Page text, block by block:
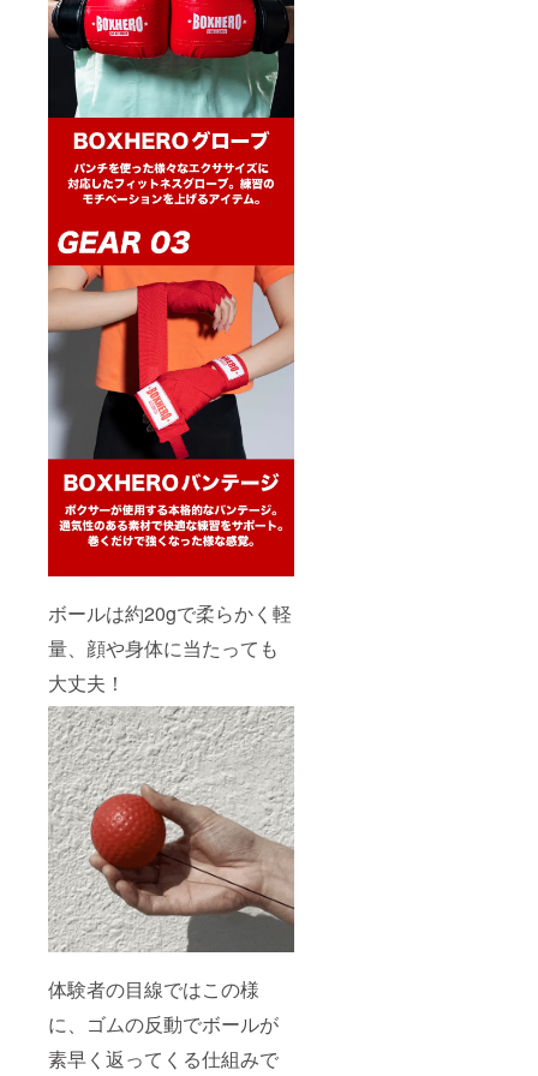
ボールは約20gで柔らかく軽
量、顔や身体に当たっても
大丈夫！
体験者の目線ではこの様
に、ゴムの反動でボールが
素早く返ってくる仕組みで